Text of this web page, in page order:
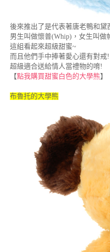
後來推出了是代表著唐老鴨和黛
男生叫做懷普(Whip)，女生叫做
這組看起來超級甜蜜~
而且他們手中捧著愛心還有對戒!
超級適合送給情人當禮物的唷!
【點我購買甜蜜白色的大學熊】
布魯托的大學熊